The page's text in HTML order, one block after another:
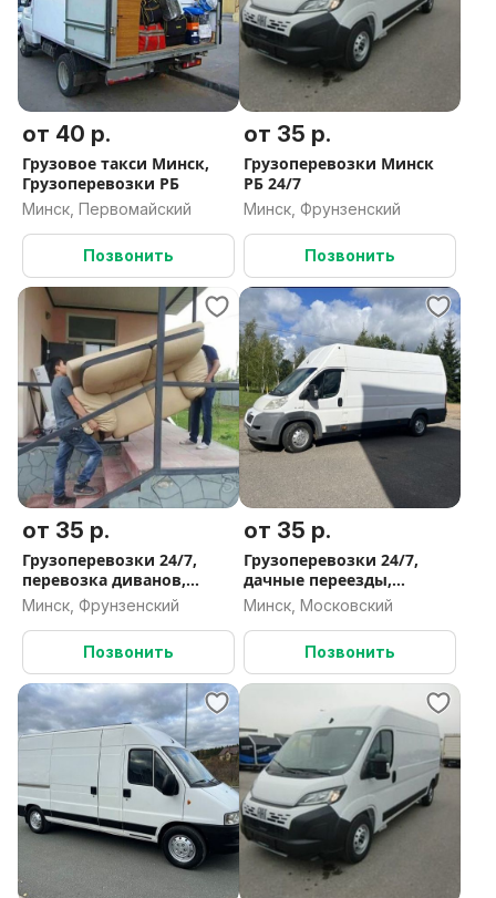
Доставка холодильника
Перевезти холодильник
Переезд квартиры
Квартирный переезд
Переезд на дачу
Доставка на дачу
Вывоз мусора с дачи
от 40 р.
Грузовое такси Минск,
Грузоперевозки РБ
Минск, Первомайский
Позвонить
от 35 р.
Грузоперевозки Минск
РБ 24/7
Минск, Фрунзенский
Позвонить
от 35 р.
Грузоперевозки 24/7,
перевозка диванов,
шкафов
Минск, Фрунзенский
Позвонить
от 35 р.
Грузоперевозки 24/7,
дачные переезды,
грузчики
Минск, Московский
Позвонить